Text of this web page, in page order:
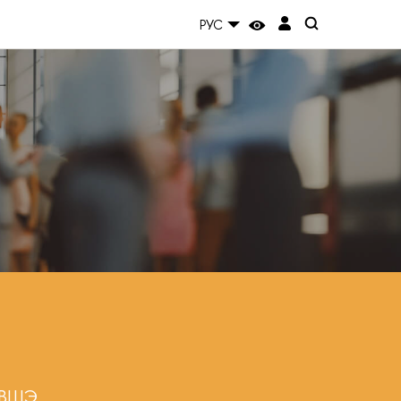
РУС
ВШЭ